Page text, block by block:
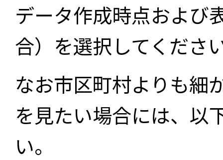
データ作成時点および
合）を選択してくださ
なお市区町村よりも細
を見たい場合には、以
い。